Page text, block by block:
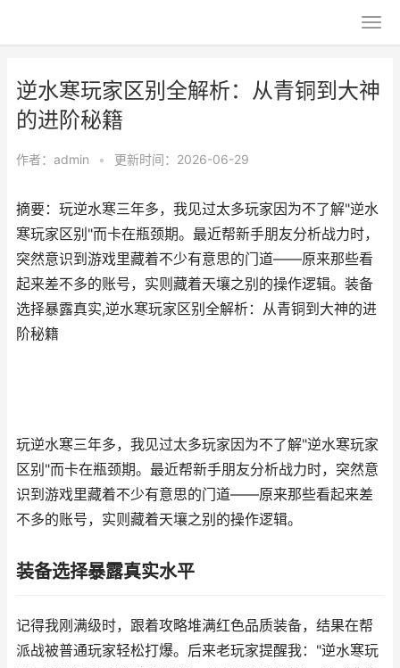
逆水寒玩家区别全解析：从青铜到大神
的进阶秘籍
作者： admin • 更新时间：2026-06-29
摘要：玩逆水寒三年多，我见过太多玩家因为不了解"逆水
寒玩家区别"而卡在瓶颈期。最近帮新手朋友分析战力时，
突然意识到游戏里藏着不少有意思的门道——原来那些看
起来差不多的账号，实则藏着天壤之别的操作逻辑。装备
选择暴露真实,逆水寒玩家区别全解析：从青铜到大神的进
阶秘籍
玩逆水寒三年多，我见过太多玩家因为不了解"逆水寒玩家
区别"而卡在瓶颈期。最近帮新手朋友分析战力时，突然意
识到游戏里藏着不少有意思的门道——原来那些看起来差
不多的账号，实则藏着天壤之别的操作逻辑。
装备选择暴露真实水平
记得我刚满级时，跟着攻略堆满红色品质装备，结果在帮
派战被普通玩家轻松打爆。后来老玩家提醒我："逆水寒玩